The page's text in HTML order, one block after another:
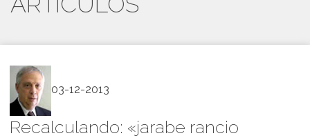
03-12-2013
Recalculando: «jarabe rancio